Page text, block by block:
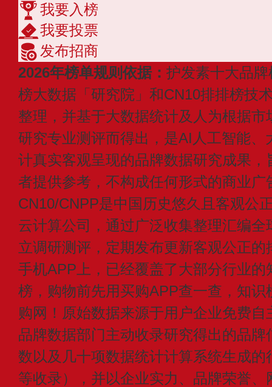
我要入榜
我要投票
发布招商
2026年榜单规则依据： 护发素十大品
榜大数据「研究院」和CN10排排榜技
整理，并基于大数据统计及人为根据
研究专业测评而得出，是AI人工智能、
计真实客观呈现的品牌数据研究成果
者提供参考，不构成任何形式的商业广
CN10/CNPP是中国历史悠久且客观公
云计算公司，通过广泛收集整理汇编
立调研测评，定期发布更新客观公正
手机APP上，已经覆盖了大部分行业
榜，购物前先用买购APP查一查，知
购网！原始数据来源于用户企业免费
品牌数据部门主动收录研究得出的品
数以及几十项数据统计计算系统生成
等收录），并以企业实力、品牌荣誉